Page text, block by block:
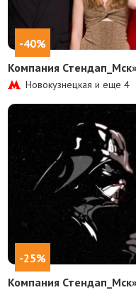
-40%
Компания
Новокузнецкая и еще4
-25%
Компания